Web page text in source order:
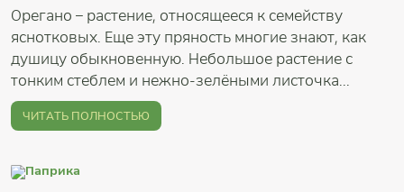
Орегано – растение, относящееся к семейству
яснотковых. Еще эту пряность многие знают, как
душицу обыкновенную. Небольшое растение с
тонким стеблем и нежно-зелёными листочка...
ЧИТАТЬ ПОЛНОСТЬЮ